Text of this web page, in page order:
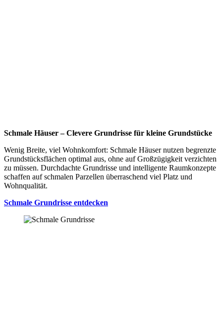
Schmale Häuser – Clevere Grundrisse für kleine Grundstücke
Wenig Breite, viel Wohnkomfort: Schmale Häuser nutzen begrenzte
Grundstücksflächen optimal aus, ohne auf Großzügigkeit verzichten
zu müssen. Durchdachte Grundrisse und intelligente Raumkonzepte
schaffen auf schmalen Parzellen überraschend viel Platz und
Wohnqualität.
Schmale Grundrisse entdecken